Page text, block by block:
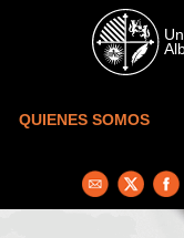
Skip to main content
QUIENES SOMOS